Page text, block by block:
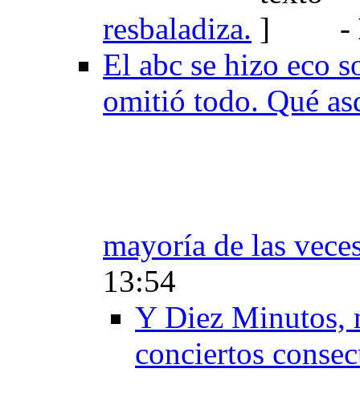
resbaladiza. -
El abc se hizo eco
omitió todo. Qué
mayoría de las
13:54
Y Diez Minutos,
conciertos